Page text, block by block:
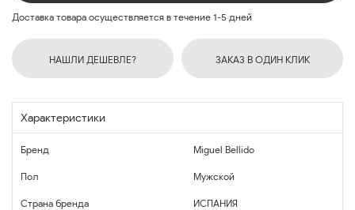
Доставка товара осуществляется в течение 1-5 дней
НАШЛИ ДЕШЕВЛЕ? ЗАКАЗ В ОДИН КЛИК
Характеристики
Бренд Miguel Bellido
Пол Мужской
Страна бренда ИСПАНИЯ